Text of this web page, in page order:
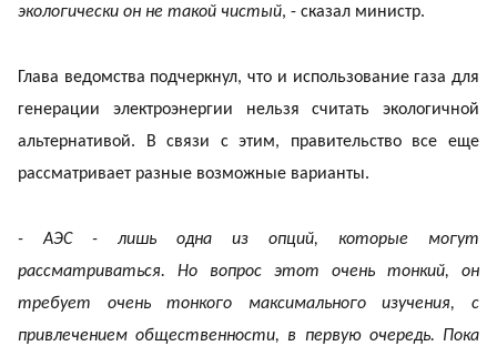
экологически он не такой чистый, - сказал министр.
Глава ведомства подчеркнул, что и использование газа для
генерации электроэнергии нельзя считать экологичной
альтернативой. В связи с этим, правительство все еще
рассматривает разные возможные варианты.
- АЭС - лишь одна из опций, которые могут
рассматриваться. Но вопрос этот очень тонкий, он
требует очень тонкого максимального изучения, с
привлечением общественности, в первую очередь. Пока